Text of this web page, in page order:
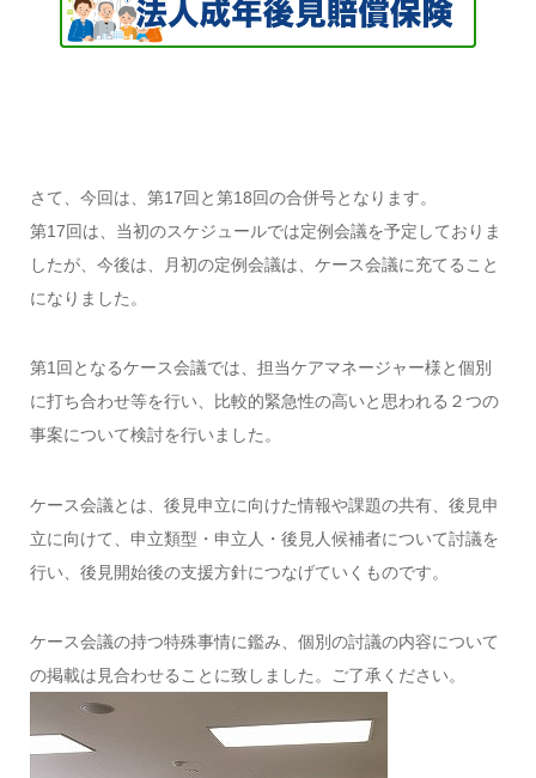
さて、今回は、第17回と第18回の合併号となります。
第17回は、当初のスケジュールでは定例会議を予定しておりま
したが、今後は、月初の定例会議は、ケース会議に充てること
になりました。
第1回となるケース会議では、担当ケアマネージャー様と個別
に打ち合わせ等を行い、比較的緊急性の高いと思われる２つの
事案について検討を行いました。
ケース会議とは、後見申立に向けた情報や課題の共有、後見申
立に向けて、申立類型・申立人・後見人候補者について討議を
行い、後見開始後の支援方針につなげていくものです。
ケース会議の持つ特殊事情に鑑み、個別の討議の内容について
の掲載は見合わせることに致しました。ご了承ください。